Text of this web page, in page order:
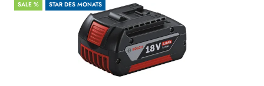
SALE % STAR DES MONATS